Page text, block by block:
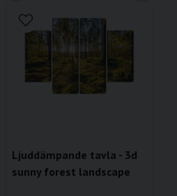
Ljuddämpande tavla - 3d
sunny forest landscape